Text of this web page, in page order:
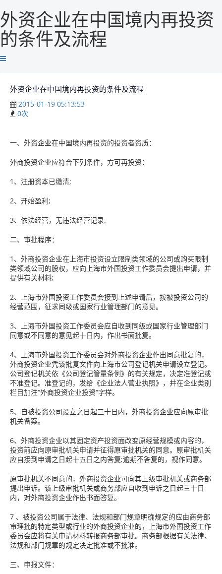
外资企业在中国境内再投资
的条件及流程
外资企业在中国境内再投资的条件及流程
2015-01-19 05:13:53
0次
一、外资企业在中国境内再投资的投资者资质：
外商投资企业应符合下列条件，方可再投资：
1、注册资本已缴清;
2、开始盈利;
3、依法经营，无违法经营记录.
二、审批程序：
1、外商投资企业在上海市投资设立限制类领域的公司或购买限制
类领域公司的股权，应向上海市外国投资工作委员会提出申请，并
提供有关材料;
2、上海市外国投资工作委员会接到上述申请后，按被投资公司的
经营范围，征求同级或国家行业管理部门的意见。
3、上海市外国投资工作委员会应自收到同级或国家行业管理部门
同意或不同意的意见起十日内，作出书面批复。
4、上海市外国投资工作委员会对外商投资企业作出同意批复的，
外商投资企业凭该批复文件向上海市公司登记机关申请设立登记。
公司登记机关依《公司登记管量条例》的有关规定，决定准登记或
不准登记。准登记的，发给《企业法人营业执照》，并在企业类别
栏目加注“外商投资企业投资“字样。
5、自被投资公司设立之日起三十日内，外商投资企业应向原审批
机关备案。
6、外商投资企业以其固定资产投资面改变原经营规模或内容的，
投资前应向原审批机关申请并征得原审批机关的同意。原审批机关
应自接到申请之日起十五日之内答复;逾期不答复的，视作同意。
原审批机关不同意的，外商投资企业可向其上级审批机关或商务部
提出申诉。该上级审批机关或商务部应自收到申诉之日起三十日
内，对外商投资企业作出书面答复。
7 、被投资公司属于法律、法规和部门规章明确规定的应由商务部
审理批的特定类型或行业的外商投资企业的，上海市外国投资工作
委员会应将有关申请材料转报商务部审批。商务部根据有关法律、
法规和部门规章的规定决定批准或不批准。
三、申报文件：